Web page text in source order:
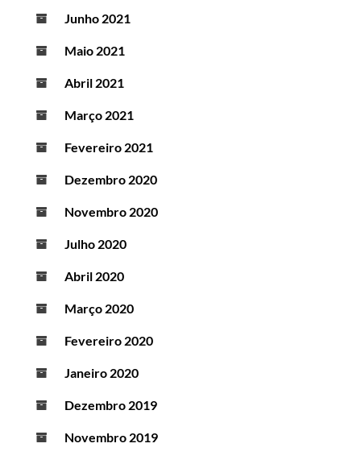
Junho 2021
Maio 2021
Abril 2021
Março 2021
Fevereiro 2021
Dezembro 2020
Novembro 2020
Julho 2020
Abril 2020
Março 2020
Fevereiro 2020
Janeiro 2020
Dezembro 2019
Novembro 2019